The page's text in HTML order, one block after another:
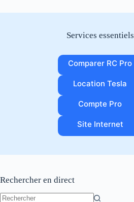
Services essentiels
Comparer RC Pro
Location Tesla
Compte Pro
Site Internet
Rechercher en direct